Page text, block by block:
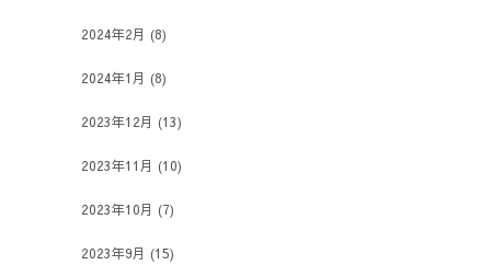
2024年2月 (8)
2024年1月 (8)
2023年12月 (13)
2023年11月 (10)
2023年10月 (7)
2023年9月 (15)